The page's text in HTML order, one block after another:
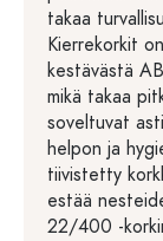
takaa
Kierrekorkit
kestävästä
mikä takaa
soveltuvat
helpon ja
tiivistetty
estää
22/400 -